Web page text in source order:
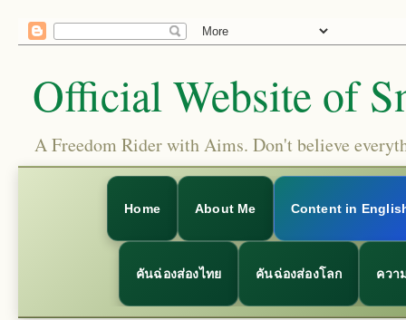
Official Website of
A Freedom Rider with Aims. Don't believe
Home About Me Content in
คันฉ่องส่องไทย คันฉ่องส่องโลก ควา